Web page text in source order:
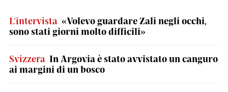
L'intervista «Volevo guardare Zali negli occhi,
sono stati giorni molto difficili»
Svizzera In Argovia è stato avvistato un canguro
ai margini di un bosco